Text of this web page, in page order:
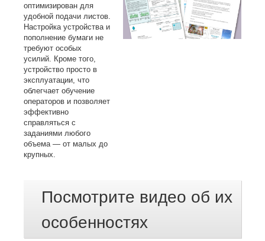
оптимизирован для
удобной подачи листов.
Настройка устройства и
пополнение бумаги не
требуют особых
усилий.
Кроме того,
устройство просто в
эксплуатации, что
облегчает обучение
операторов и позволяет
эффективно
справляться с
заданиями любого
объема — от малых до
крупных.
Посмотрите видео об их
особенностях